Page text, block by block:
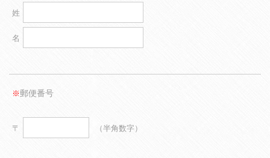
姓
名
※郵便番号
〒 （半角数字）